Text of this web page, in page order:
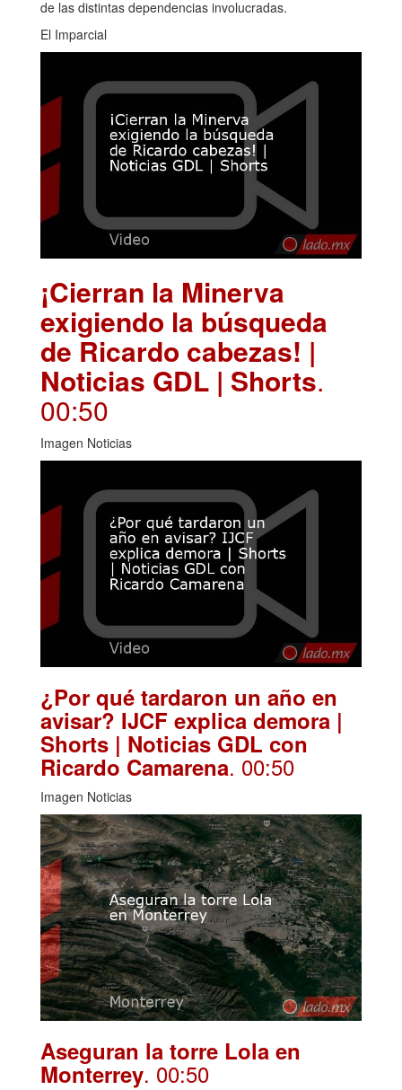
de las distintas dependencias involucradas.
El Imparcial
¡Cierran la Minerva
exigiendo la búsqueda
de Ricardo cabezas! |
Noticias GDL | Shorts.
00:50
Imagen Noticias
¿Por qué tardaron un año en
avisar? IJCF explica demora |
Shorts | Noticias GDL con
Ricardo Camarena. 00:50
Imagen Noticias
Aseguran la torre Lola en
Monterrey. 00:50